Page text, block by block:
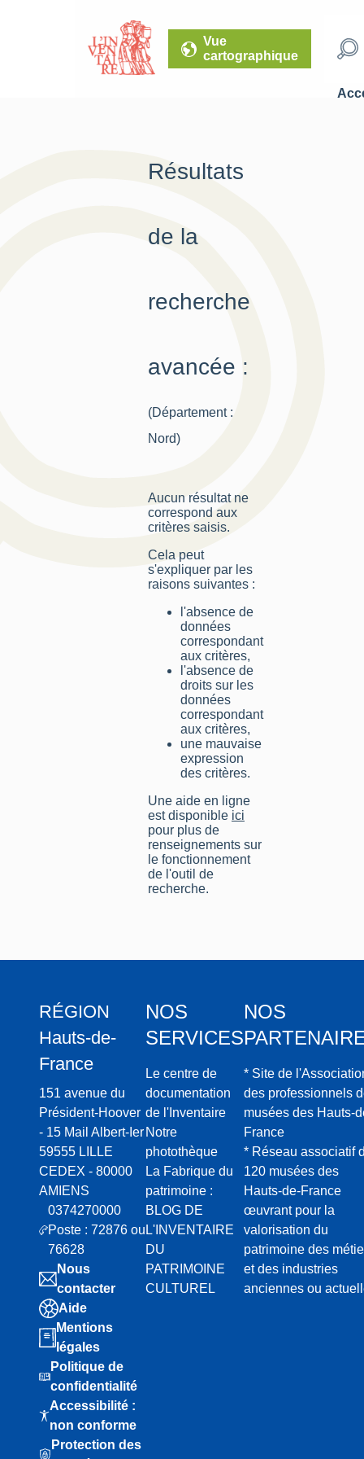
Vue
cartographique
Résultats
de la
recherche
avancée :
(Département :
Nord)
Aucun résultat ne
correspond aux
critères saisis.
Cela peut
s'expliquer par les
raisons suivantes :
l'absence de
données
correspondant
aux critères,
l'absence de
droits sur les
données
correspondant
aux critères,
une mauvaise
expression
des critères.
Une aide en ligne
est disponible ici
pour plus de
renseignements sur
le fonctionnement
de l'outil de
recherche.
RÉGION
Hauts-de-
France
151 avenue du
Président-Hoover
- 15 Mail Albert-Ier
59555 LILLE
CEDEX - 80000
AMIENS
0374270000
Poste : 72876 ou
76628
Nous
contacter
Aide
Mentions
légales
Politique de
confidentialité
Accessibilité :
non conforme
Protection des
NOS
SERVICES
Le centre de
documentation
de l'Inventaire
Notre
photothèque
La Fabrique du
patrimoine :
BLOG DE
L'INVENTAIRE
DU
PATRIMOINE
CULTUREL
NOS
* Site de
des professionnels
musées des Hauts-
France
* Réseau associatif
120 musées des
Hauts-de-France
œuvrant pour la
valorisation du
patrimoine des
et des industries
anciennes ou